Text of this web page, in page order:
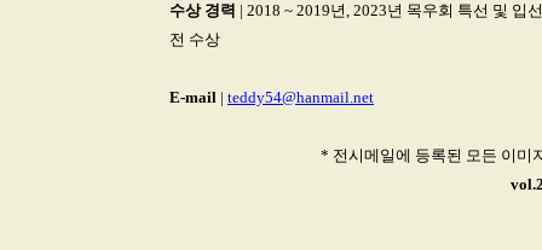
수상 경력 | 2018 ~ 2019년, 2023년 목우회 특선 및 입
전 수상
E-mail | teddy54@hanmail.net
* 전시메일에 등록된 모든 이미